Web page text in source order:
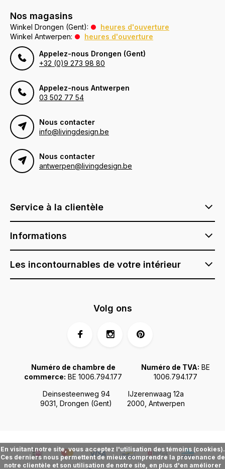
Nos magasins
Winkel Drongen (Gent):
heures d'ouverture
Winkel Antwerpen:
heures d'ouverture
Appelez-nous Drongen (Gent)
+32 (0)9 273 98 80
Appelez-nous Antwerpen
03 502 77 54
Nous contacter
info@livingdesign.be
Nous contacter
antwerpen@livingdesign.be
Service à la clientèle
Informations
Les incontournables de votre intérieur
Deinsesteenweg 94
9031, Drongen (Gent)
IJzerenwaag 12a
2000, Antwerpen
Numéro de chambre de
commerce: BE 1006.794.177
Numéro de TVA: BE
1006.794.177
Volg ons
En visitant notre site, vous acceptez l'utilisation des témoins (cookies).
Ces derniers nous permettent de mieux comprendre la provenance de
notre clientèle et son utilisation de notre site, en plus d'en améliorer